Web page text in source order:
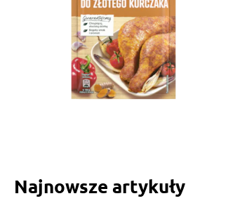
Najnowsze artykuły